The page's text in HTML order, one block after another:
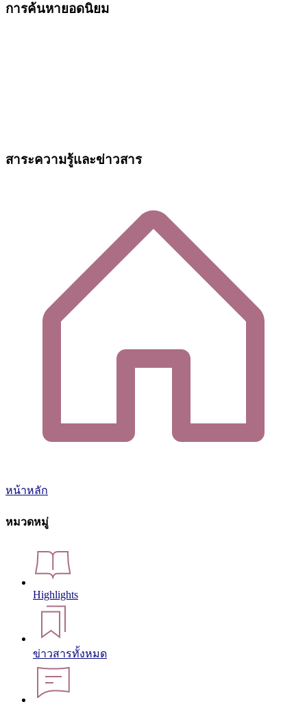
การค้นหายอดนิยม
สาระความรู้และข่าวสาร
หน้าหลัก
หมวดหมู่
Highlights
ข่าวสารทั้งหมด